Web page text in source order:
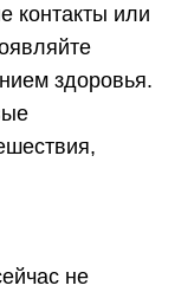
контакты или
здоровья.
не